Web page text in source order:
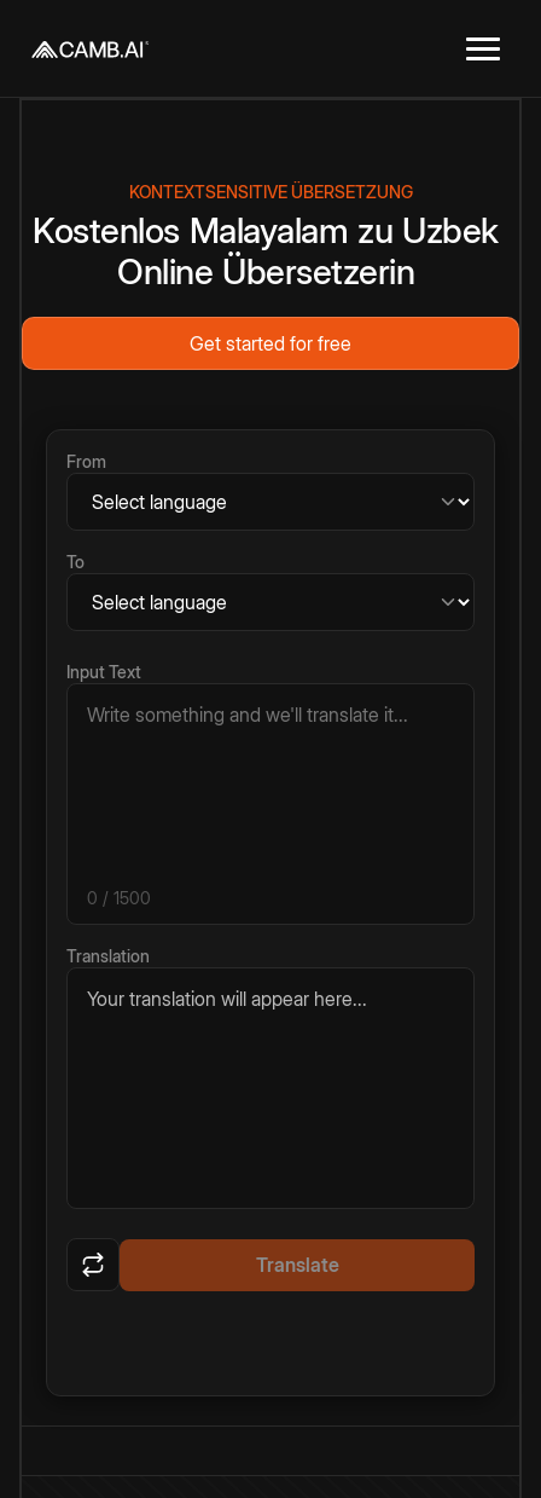
KONTEXTSENSITIVE ÜBERSETZUNG
Kostenlos Malayalam zu Uzbek
Online Übersetzerin
Get started for free
From
To
Input Text
0 / 1500
Translation
Your translation will appear here...
Translate